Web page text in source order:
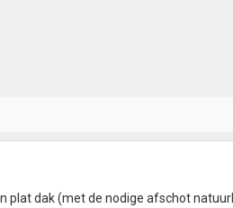
plat dak (met de nodige afschot